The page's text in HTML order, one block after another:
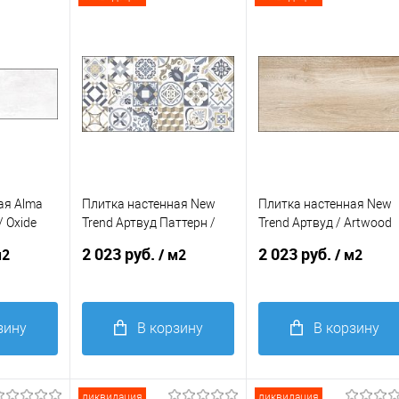
Alma
Oxide
Плитка настенная New
Trend Артвуд Паттерн /
300*600*9
2 023 руб./ м2
В корзину
Купить в 1
клик
Сравнение
Плитка настенная New
Trend Артвуд / Artwood
2 023 руб./ м2
В корзину
Купить в 1
клик
Сравнение